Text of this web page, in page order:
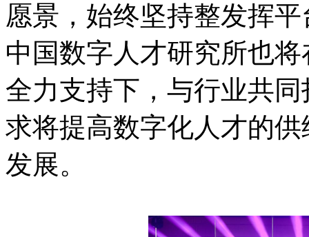
愿景，始终坚持整发挥
中国数字人才研究所也
全力支持下，与行业共
求将提高数字化人才的
发展。